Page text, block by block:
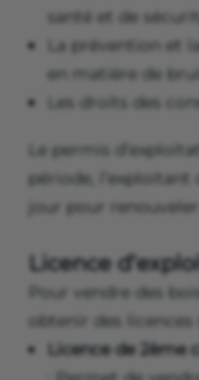
santé et de
La prévention et
en matière de
Les droits des
Le permis
période,
jour pour
Licence
Pour vendre des
obtenir des licences
Licence de 2ème